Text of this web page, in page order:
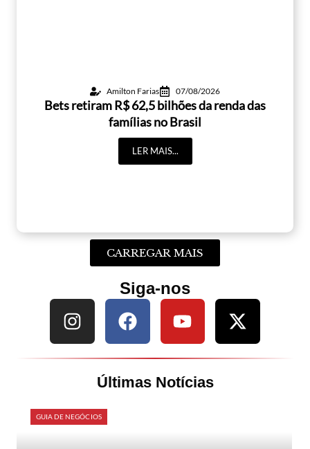
Amilton Farias 07/08/2026
Bets retiram R$ 62,5 bilhões da renda das
famílias no Brasil
LER MAIS...
CARREGAR MAIS
Siga-nos
Últimas Notícias
GUIA DE NEGÓCIOS